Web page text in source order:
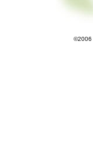
©2006